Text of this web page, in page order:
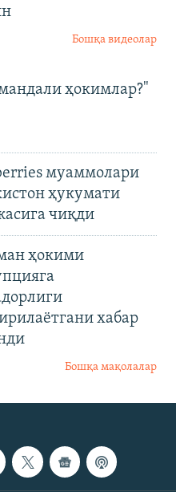
Бошқа видеолар
ҳокимлар?"
муаммолари
ҳукумати
чиқди
ҳокими
хабар
Бошқа мақолалар